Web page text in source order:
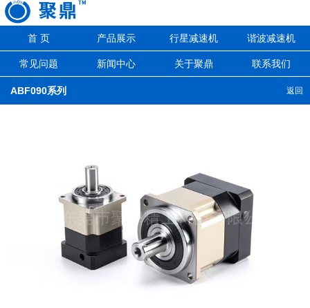
首 页 产品展示 行星减速机 谐波减速机
常见问题 新闻中心 关于聚鼎 联系我们
返回
ABF090系列